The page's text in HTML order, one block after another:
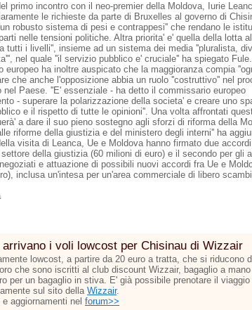
primo incontro con il neo-premier della Moldova, Iurie
le richieste da parte di Bruxelles al governo di
robusto sistema di pesi e contrappesi'' che rendano le
nelle tensioni politiche. Altra priorita' e' quella della lotta
tutti i livelli'', insieme ad un sistema dei media ''pluralista,
nel quale ''il servizio pubblico e' cruciale'' ha spiegato Fule.
europeo ha inoltre auspicato che la maggioranza compia
che anche l'opposizione abbia un ruolo ''costruttivo'' nel
nel Paese. ''E' essenziale - ha detto il commissario europeo
- superare la polarizzazione della societa' e creare uno
e il rispetto di tutte le opinioni''. Una volta affrontati
a dare il suo pieno sostegno agli sforzi di riforma della
riforme della giustizia e del ministero degli interni'' ha
visita di Leanca, Ue e Moldova hanno firmato due
della giustizia (60 milioni di euro) e il secondo per gli
e attuazione di possibili nuovi accordi fra Ue e
inclusa un'intesa per un'area commerciale di libero
arrivano i voli lowcost per Chisinau di Wizzair
lowcost, a partire da 20 euro a tratta, che si riducono
che sono iscritti al club discount Wizzair, bagaglio a
per un bagaglio in stiva. E' già possibile prenotare il
sul sito dellaWizzair.
aggiornamenti nel forum>>